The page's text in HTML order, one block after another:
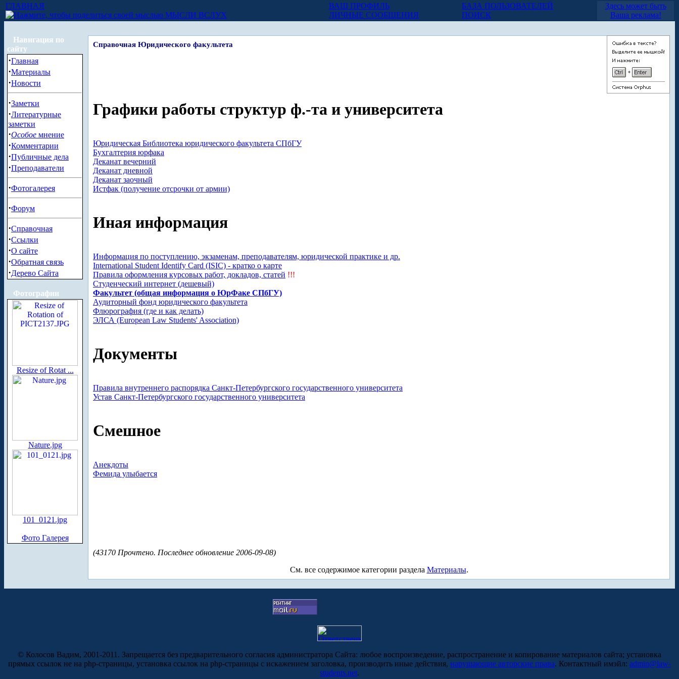
ГЛАВНАЯ
МЫСЛИ ВСЛУХ
ВАШ ПРОФИЛЬ
ЛИЧНЫЕ СООБЩЕНИЯ
БАЗА ПОЛЬЗОВАТЕЛЕЙ
ПОИСК
Здесь может быть
Ваша реклама!
Навигация по
сайту
·Главная
·Материалы
·Новости
·Заметки
·Литературные
заметки
·Особое мнение
·Комментарии
·Публичные дела
·Преподаватели
·Фотогалерея
·Форум
·Справочная
·Ссылки
·О сайте
·Обратная связь
·Дерево Сайта
Фотографии
Resize of Rotat ...
Nature.jpg
101_0121.jpg
Фото Галерея
Справочная Юридического факультета
Графики работы структур ф.-та и университета
Юридическая Библиотека юридического факультета СПбГУ
Бухгалтерия юрфака
Деканат вечерний
Деканат дневной
Деканат заочный
Истфак (получение отсрочки от армии)
Иная информация
Информация по поступлению, экзаменам, преподавателям, юридической практике и др.
International Student Identify Card (ISIC) - кратко о карте
Правила оформления курсовых работ, докладов, статей !!!
Студенческий интернет (дешевый)
Факультет (общая информация о ЮрФаке СПбГУ)
Аудиторный фонд юридического факультета
Флюрография (где и как делать)
ЭЛСА (European Law Students' Association)
Документы
Правила внутреннего распорядка Санкт-Петербургского государственного университета
Устав Санкт-Петербургского государственного университета
Смешное
Анекдоты
Фемида улыбается
(43170 Прочтено. Последнее обновление 2006-09-08)
См. все содержимое категории раздела Материалы.
© Колосов Вадим, 2001-2011. Запрещается без предварительного согласия администратора Сайта: любое воспроизведение, распространение и копирование материалов сайта; установка
прямых ссылок не на php-страницы, установка ссылок на php-страницы с искажением заголовка, производить иные действия, нарушающие авторские права. Контактный имэйл: admin@law-
students.net.